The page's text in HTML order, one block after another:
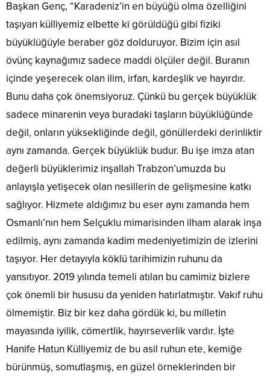
Başkan Genç, “Karadeniz’in en büyüğü olma özelliğini
taşıyan külliyemiz elbette ki görüldüğü gibi fiziki
büyüklüğüyle beraber göz dolduruyor. Bizim için asıl
övünç kaynağımız sadece maddi ölçüler değil. Buranın
içinde yeşerecek olan ilim, irfan, kardeşlik ve hayırdır.
Bunu daha çok önemsiyoruz. Çünkü bu gerçek büyüklük
sadece minarenin veya buradaki taşların büyüklüğünde
değil, onların yüksekliğinde değil, gönüllerdeki derinliktir
aynı zamanda. Gerçek büyüklük budur. Bu işe imza atan
değerli büyüklerimiz inşallah Trabzon’umuzda bu
anlayışla yetişecek olan nesillerin de gelişmesine katkı
sağlıyor. Hizmete aldığımız bu eser aynı zamanda hem
Osmanlı’nın hem Selçuklu mimarisinden ilham alarak inşa
edilmiş, aynı zamanda kadim medeniyetimizin de izlerini
taşıyor. Her detayıyla köklü tarihimizin ruhunu da
yansıtıyor. 2019 yılında temeli atılan bu camimiz bizlere
çok önemli bir hususu da yeniden hatırlatmıştır. Vakıf ruhu
ölmemiştir. Biz bir kez daha gördük ki, bu milletin
mayasında iyilik, cömertlik, hayırseverlik vardır. İşte
Hanife Hatun Külliyemiz de bu asil ruhun ete, kemiğe
bürünmüş, somutlaşmış, en güzel örneklerinden bir